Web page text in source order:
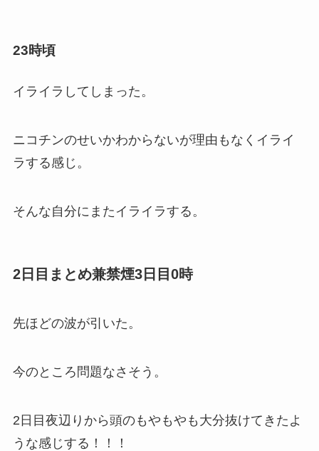
23時頃
イライラしてしまった。
ニコチンのせいかわからないが理由もなくイライ
ラする感じ。
そんな自分にまたイライラする。
2日目まとめ兼禁煙3日目0時
先ほどの波が引いた。
今のところ問題なさそう。
2日目夜辺りから頭のもやもやも大分抜けてきたよ
うな感じする！！！